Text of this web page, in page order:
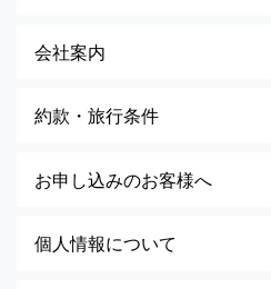
会社案内
約款・旅行条件
お申し込みのお客様へ
個人情報について